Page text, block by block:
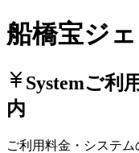
船橋宝ジ
Systemご利
内
ご利用料金・システム